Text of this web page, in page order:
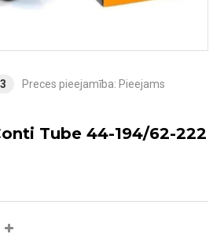
Preces pieejamība: Pieejams
Tube 44-194/62-222